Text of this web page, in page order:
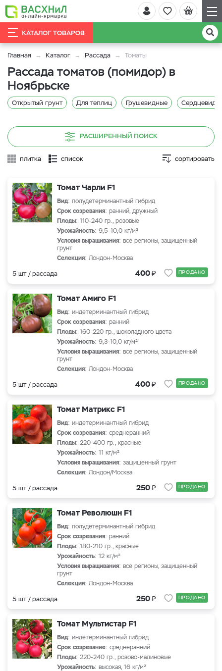
КАТАЛОГ ТОВАРОВ
Главная Каталог Рассада Томаты
Рассада томатов (помидор) в
Ноябрьске
Открытый грунт Для теплиц Грушевидные
РАСШИРЕННЫЙ ПОИСК
плитка список сортировать
Томат Чарли F1
Вид: полудетерминантный гибрид
Срок созревания: ранний, дружный
Плоды: 110-240 гр., розовые
Урожайность: 9,5-10,0 кг/м²
Условия выращивания: все регионы, защищенный
грунт
Селекция: Лондон-Москва
5 шт / рассада 400₽ ПРОДАНО
Томат Амиго F1
Вид: индетерминантный гибрид
Срок созревания: ранний
Плоды: 160-220 гр., шоколадного цвета
Урожайность: 9,3-10,0 кг/м²
Условия выращивания: все регионы, защищенный
грунт
Селекция: Лондон-Москва
5 шт / рассада 400₽ ПРОДАНО
Томат Матрикс F1
Вид: индетерминантный гибрид
Срок созревания: среднеранний
Плоды: 220-400 гр., красные
Урожайность: 11 кг/м²
Условия выращивания: защищенный грунт
Селекция: Лондон/Москва
5 шт / рассада 250₽ ПРОДАНО
Томат Революшн F1
Вид: полудетерминантный гибрид
Срок созревания: ранний
Плоды: 180-210 гр., красные
Урожайность: 12 кг/м²
Условия выращивания: все регионы, защищенный
грунт
Селекция: Лондон-Москва
5 шт / рассада 250₽ ПРОДАНО
Томат Мультистар F1
Вид: индетерминантный гибрид
Срок созревание: среднеранний
Плоды: 220-240 гр., розово-малиновые
Урожайность: высокая, 16 кг/м²